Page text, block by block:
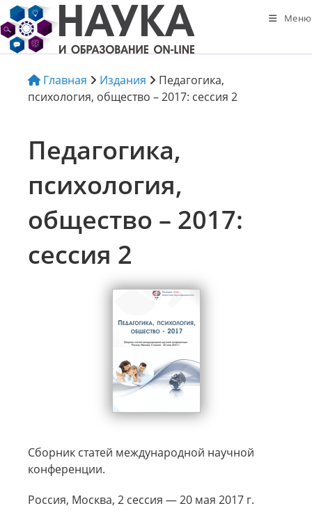
Перейти
к
содержимому
Меню
Главная Издания
Педагогика,
психология, общество – 2017: сессия 2
Педагогика,
психология,
общество – 2017:
сессия 2
Сборник статей международной научной
конференции.
Россия, Москва, 2 сессия — 20 мая 2017 г.